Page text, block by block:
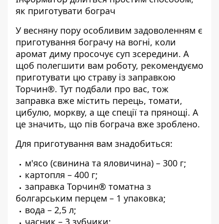
як приготувати бограч
У весняну пору особливим задоволенням є
приготування бограчу на вогні, коли
аромат диму просочує суп зсередини. А
щоб полегшити вам роботу, рекомендуємо
приготувати цю страву із заправкою
Торчин®. Тут подбали про вас, тож
заправка вже містить перець, томати,
цибулю, моркву, а ще спеції та прянощі. А
це значить, що пів бограча вже зроблено.
Для приготування вам знадобиться:
м'ясо (свинина та яловичина) – 300 г;
картопля – 400 г;
заправка Торчин® томатна з
болгарським перцем – 1 упаковка;
вода – 2,5 л;
часник – 3 зубчики;